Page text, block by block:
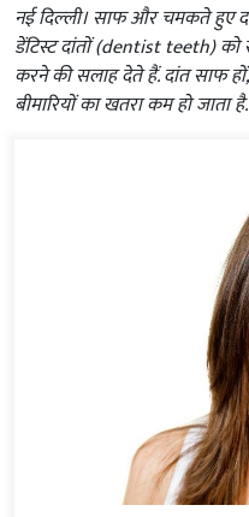
नई दिल्‍ली। साफ और चमकते हुए
डेंटिस्ट दांतों (dentist teeth) को
करने की सलाह देते हैं. दांत साफ
बीमारियों का खतरा कम हो